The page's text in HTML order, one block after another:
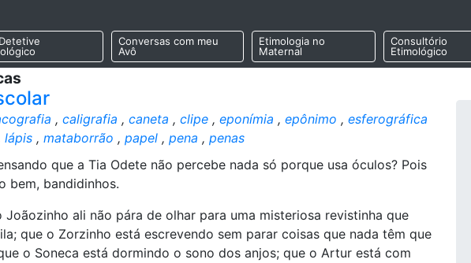
Conversas com meu
Avô
Etimologia no
Maternal
Consultório
Etimológico
, caligrafia , caneta , clipe , eponímia , epônimo , esferográfica
lápis , mataborrão , papel , pena , penas
que a Tia Odete não percebe nada só porque usa óculos? Pois
bem, bandidinhos.
Joãozinho ali não pára de olhar para uma misteriosa revistinha que
que o Zorzinho está escrevendo sem parar coisas que nada têm que
o Soneca está dormindo o sono dos anjos; que o Artur está com